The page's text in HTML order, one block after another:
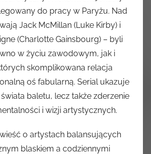
do pracy w Paryżu. Nad
Jack McMillan (Luke Kirby) i
(Charlotte Gainsbourg) – byli
w życiu zawodowym, jak i
skomplikowana relacja
oś fabularną. Serial ukazuje
baletu, lecz także zderzenie
i wizji artystycznych.
o artystach balansujących
blaskiem a codziennymi